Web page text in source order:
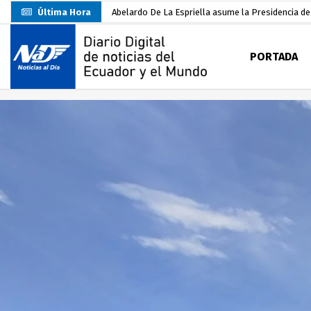
Última Hora Sin objeciones la candidatura de Carlos
Más de 3.800 escuelas estarían en riesgo por El
Nuevo Santa Rosa Sporting Club inicia su
UTMACH fortalece la formación especializada
Unidad Popular confirma acuerdo político con
Delegación de El Oro fiscaliza propaganda
PORTADA